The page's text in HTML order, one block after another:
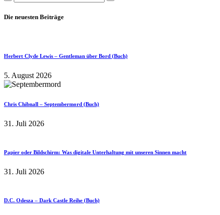
Die neuesten Beiträge
Herbert Clyde Lewis – Gentleman über Bord (Buch)
5. August 2026
Chris Chibnall – Septembermord (Buch)
31. Juli 2026
Papier oder Bildschirm: Was digitale Unterhaltung mit unseren Sinnen macht
31. Juli 2026
D.C. Odesza – Dark Castle Reihe (Buch)